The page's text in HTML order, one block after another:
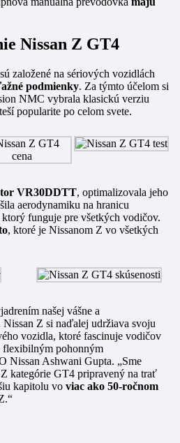
Nissan Z GT4
založené na sériových vozidlách
podmienky. Za týmto účelom si
NMC vybrala klasickú verziu
popularite po celom svete.
VR30DDTT, optimalizovala jeho
aerodynamiku na hranicu
funguje pre všetkých vodičov.
, ktoré je Nissanom Z vo všetkých
našej vášne a
Z si naďalej udržiava svoju
vozidla, ktoré fascinuje vodičov
flexibilným pohonným
Nissan Ashwani Gupta. „Sme
kategórie GT4 pripravený na trať
kapitolu vo viac ako 50-ročnom